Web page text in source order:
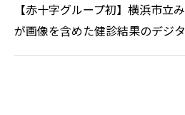
【赤十字グループ初】横浜市立
が画像を含めた健診結果のデジ